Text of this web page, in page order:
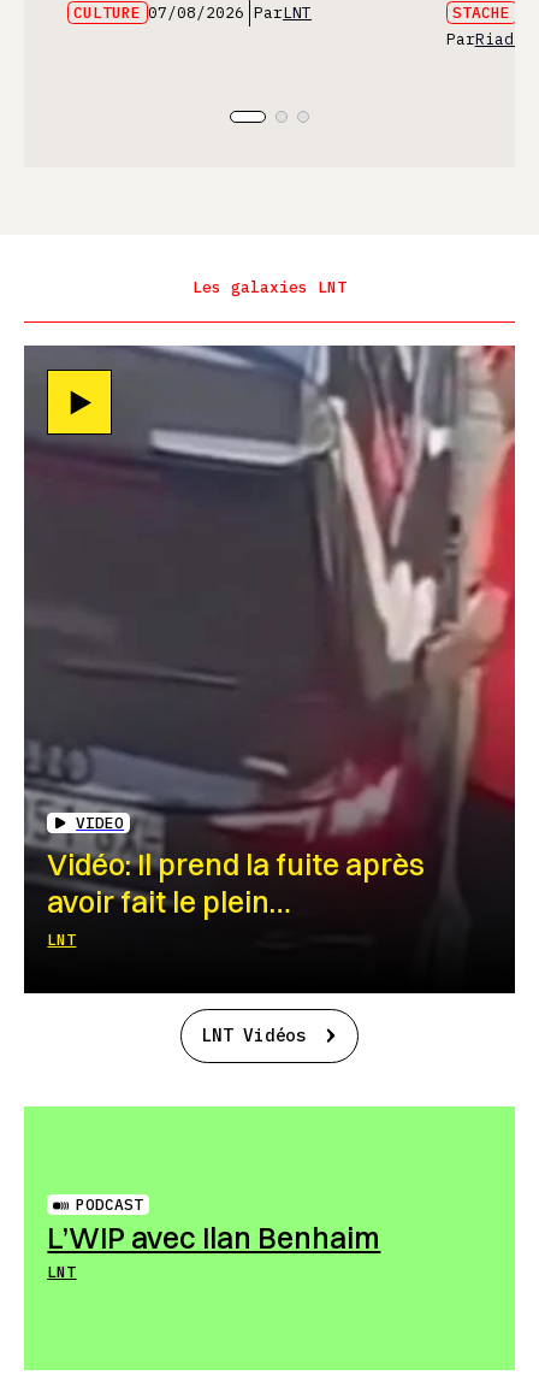
CULTURE 07/08/2026 ParLNT STACHE
ParRiad
Les galaxies LNT
VIDEO
Vidéo: Il prend la fuite après
avoir fait le plein…
LNT
LNT Vidéos
PODCAST
L’WIP avec Ilan Benhaim
LNT